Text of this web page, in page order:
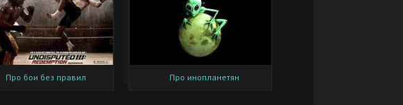
Про бои без правил Про инопланетян